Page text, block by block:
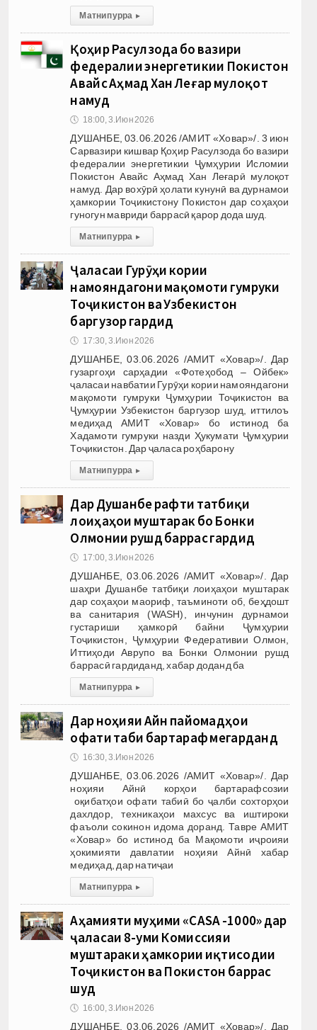
Матни пурра ▸
Қоҳир Расулзода бо вазири
федералии энергетикии Покистон
Авайс Аҳмад Хан Леғарӣ мулоқот
намуд
🕔 18:00, 3.Июн 2026
ДУШАНБЕ, 03.06.2026 /АМИТ «Ховар»/. 3 июн
Сарвазири кишвар Қоҳир Расулзода бо вазири
федералии энергетикии Ҷумҳурии Исломии
Покистон Авайс Аҳмад Хан Леғарӣ мулоқот
намуд. Дар вохӯрӣ ҳолати кунунӣ ва дурнамои
ҳамкории Тоҷикистону Покистон дар соҳаҳои
гуногун мавриди баррасӣ қарор дода шуд.
Матни пурра ▸
Ҷаласаи Гурӯҳи кории
намояндагони мақомоти гумруки
Тоҷикистон ва Узбекистон
баргузор гардид
🕔 17:30, 3.Июн 2026
ДУШАНБЕ, 03.06.2026 /АМИТ «Ховар»/. Дар
гузаргоҳи сарҳадии «Фотеҳобод – Ойбек»
ҷаласаи навбатии Гурӯҳи кории намояндагони
мақомоти гумруки Ҷумҳурии Тоҷикистон ва
Ҷумҳурии Узбекистон баргузор шуд, иттилоъ
медиҳад АМИТ «Ховар» бо истинод ба
Хадамоти гумруки назди Ҳукумати Ҷумҳурии
Тоҷикистон. Дар ҷаласа роҳбарону
Матни пурра ▸
Дар Душанбе рафти татбиқи
лоиҳаҳои муштарак бо Бонки
Олмонии рушд баррасӣ гардид
🕔 17:00, 3.Июн 2026
ДУШАНБЕ, 03.06.2026 /АМИТ «Ховар»/. Дар
шаҳри Душанбе татбиқи лоиҳаҳои муштарак
дар соҳаҳои маориф, таъминоти об, беҳдошт
ва санитария (WASH), инчунин дурнамои
густариши ҳамкорӣ байни Ҷумҳурии
Тоҷикистон, Ҷумҳурии Федеративии Олмон,
Иттиҳоди Аврупо ва Бонки Олмонии рушд
баррасӣ гардиданд, хабар доданд ба
Матни пурра ▸
Дар ноҳияи Айнӣ пайомадҳои
офати табиӣ бартараф мегарданд
🕔 16:30, 3.Июн 2026
ДУШАНБЕ, 03.06.2026 /АМИТ «Ховар»/. Дар
ноҳияи Айнӣ корҳои бартарафсозии
оқибатҳои офати табиӣ бо ҷалби сохторҳои
дахлдор, техникаҳои махсус ва иштироки
фаъоли сокинон идома доранд. Тавре АМИТ
«Ховар» бо истинод ба Мақомоти иҷроияи
ҳокимияти давлатии ноҳияи Айнӣ хабар
медиҳад, дар натиҷаи
Матни пурра ▸
Аҳамияти муҳими «CASA -1000» дар
ҷаласаи 8-уми Комиссияи
муштараки ҳамкории иқтисодии
Тоҷикистон ва Покистон баррасӣ
шуд
🕔 16:00, 3.Июн 2026
ДУШАНБЕ, 03.06.2026 /АМИТ «Ховар»/. Дар